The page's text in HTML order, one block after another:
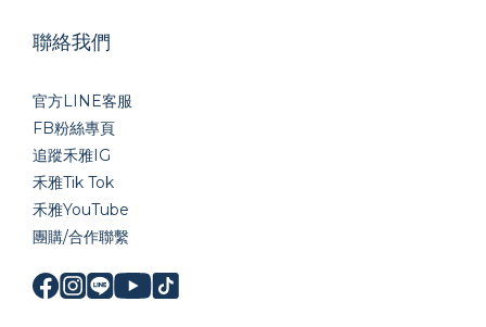
聯絡我們
官方LINE客服
FB粉絲專頁
追蹤禾雅IG
禾雅Tik Tok
禾雅YouTube
團購/合作聯繫